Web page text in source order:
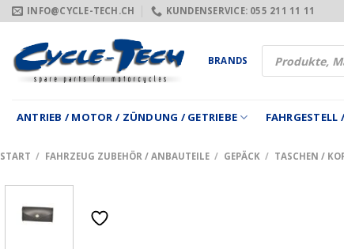
Zum
Inhalt
springen
INFO@CYCLE-TECH.CH KUNDENSERVICE: 055 211 11 11
BRANDS
Products
search
ANTRIEB / MOTOR / ZÜNDUNG / GETRIEBE FAHRGESTELL
START / FAHRZEUG ZUBEHÖR / ANBAUTEILE / GEPÄCK / TASCHEN /